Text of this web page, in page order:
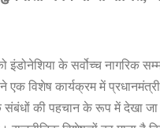
इंडोनेशिया के सर्वोच्च नागरिक
एक विशेष कार्यक्रम में
की पहचान के रूप में देखा